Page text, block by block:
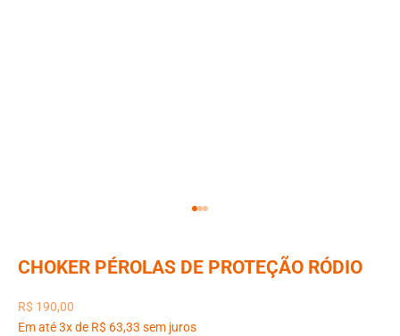
Ir para item 1
Ir para item 2
Ir para item 3
CHOKER PÉROLAS DE PROTEÇÃO RÓDIO
Preço promocional
R$ 190,00
Em até 3x de R$ 63,33 sem juros